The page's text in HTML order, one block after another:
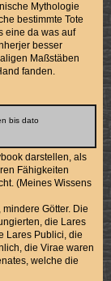
Mythologie
bestimmte Tote
eine da was auf
besser
Maßstäben
fanden.
bis dato
darstellen, als
Fähigkeiten
(Meines Wissens
Götter. Die
die Lares
Lares Publici, die
die Virae waren
welche die